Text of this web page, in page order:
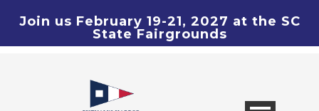
Join us February 19-21, 2027 at the SC
State Fairgrounds